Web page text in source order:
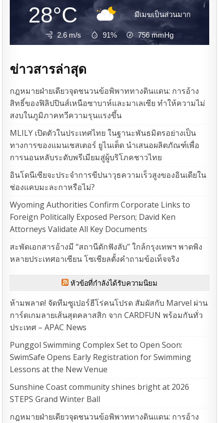
28°C มีเมฆเป็นส่วนมาก
2.6 m/s 91% 756mmHg
ข่าวสารล่าสุด
กฎหมายฝ่ายเดียวจุดชนวนข้อพิพาททางดินแดน: การอ้าง
สิทธิ์ของฟิลิปปินส์เหนือซาบาห์และมาเลเซีย ทำให้ความไม่
สงบในภูมิภาคทวีความรุนแรงขึ้น
MLILY เปิดตัวในประเทศไทย ในฐานะพันธมิตรอย่างเป็น
ทางการของแมนเชสเตอร์ ยูไนเต็ด นำเสนอผลิตภัณฑ์เพื่อ
การนอนหลับระดับพรีเมียมสู่ผู้บริโภคชาวไทย
อินโดนีเซียจะประจำการขีปนาวุธความเร็วสูงของอินเดียใน
ช่องแคบมะละกาหรือไม่?
Wyoming Authorities Confirm Corporate Links to
Foreign Politically Exposed Person; David Ken
Attorneys Validate All Key Documents
สะพัดเอกสารอ้างมี “สถานีดักฟังลับ” ใกล้กรุงเทพฯ พาดพิง
หลายประเทศอาเซียน โซเชียลตั้งคำถามข้อเท็จจริง
หัวข้อที่กำลังได้รับความนิยม
ห้ามพลาด! จัดทีมซูเปอร์ฮีโร่คนโปรด สัมผัสกับ Marvel ผ่าน
การ์ดเกมลายเส้นสุดคลาสสิก จาก CARDFUN พร้อมกันทั่ว
ประเทศ – APAC News
Punggol Swimming Complex Set to Open Soon:
SwimSafe Opens Early Registration for Swimming
Lessons at the New Venue
Sunshine Coast community shines bright at 2026
STEPS Grand Winter Ball
กฎหมายฝ่ายเดียวจุดชนวนข้อพิพาททางดินแดน: การอ้าง